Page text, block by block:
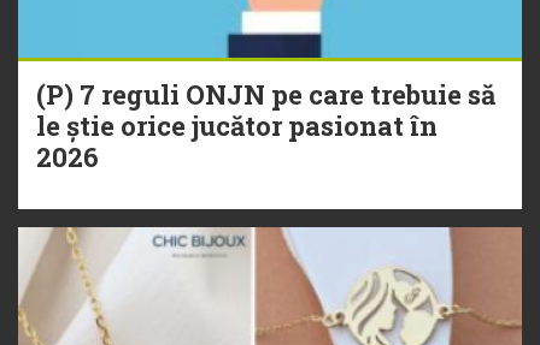
(P) 7 reguli ONJN pe care trebuie să
le știe orice jucător pasionat în
2026